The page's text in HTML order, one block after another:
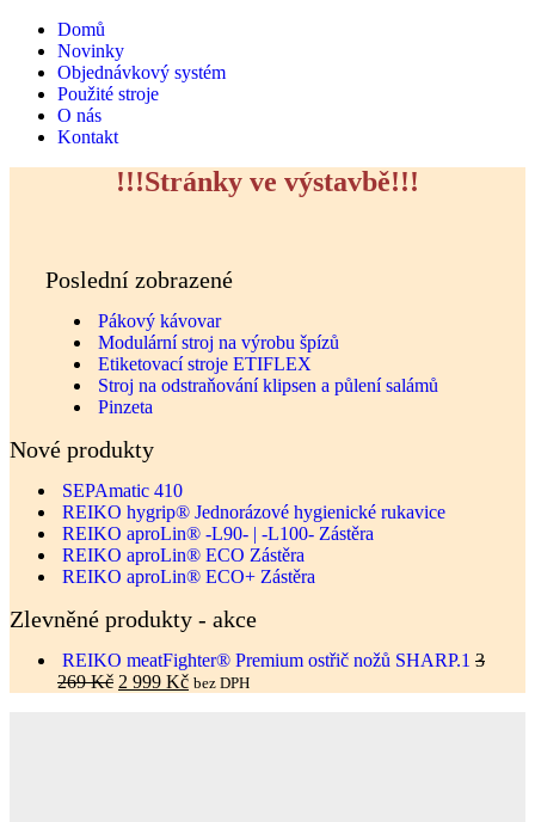
Domů
Novinky
Objednávkový systém
Použité stroje
O nás
Kontakt
!!!Stránky ve výstavbě!!!
Poslední zobrazené
Pákový kávovar
Modulární stroj na výrobu špízů
Etiketovací stroje ETIFLEX
Stroj na odstraňování klipsen a půlení salámů
Pinzeta
Nové produkty
SEPAmatic 410
REIKO hygrip® Jednorázové hygienické rukavice
REIKO aproLin® -L90- | -L100- Zástěra
REIKO aproLin® ECO Zástěra
REIKO aproLin® ECO+ Zástěra
Zlevněné produkty - akce
REIKO meatFighter® Premium ostřič nožů SHARP.1 3
269Kč 2 999 Kč bez DPH